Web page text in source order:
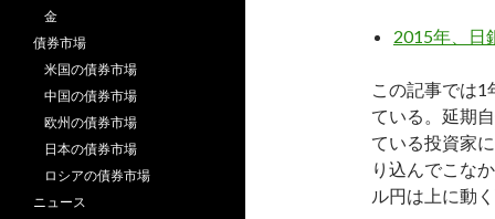
2015年、日
この記事では1
ている。延期
ている投資家
り込んでこな
ル円は上に動
金
債券市場
米国の債券市場
中国の債券市場
欧州の債券市場
日本の債券市場
ロシアの債券市場
ニュース